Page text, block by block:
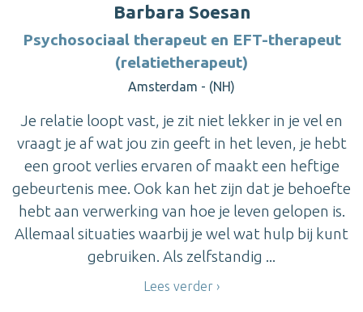
Barbara Soesan
Psychosociaal therapeut en EFT-therapeut
(relatietherapeut)
Amsterdam - (NH)
Je relatie loopt vast, je zit niet lekker in je vel en
vraagt je af wat jou zin geeft in het leven, je hebt
een groot verlies ervaren of maakt een heftige
gebeurtenis mee. Ook kan het zijn dat je behoefte
hebt aan verwerking van hoe je leven gelopen is.
Allemaal situaties waarbij je wel wat hulp bij kunt
gebruiken. Als zelfstandig ...
Lees verder